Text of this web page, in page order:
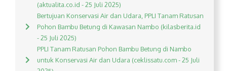
(aktualita.co.id - 25 Juli 2025)
Bertujuan Konservasi Air dan Udara, PPLI Tanam Ratusan
Pohon Bambu Betung di Kawasan Nambo (kilasberita.id
- 25 Juli 2025)
PPLI Tanam Ratusan Pohon Bambu Betung di Nambo
untuk Konservasi Air dan Udara (ceklissatu.com - 25 Juli